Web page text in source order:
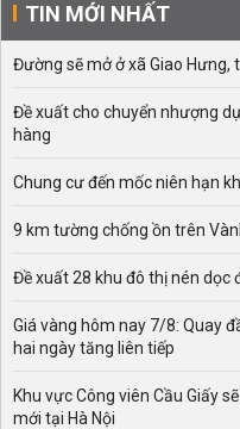
TIN MỚI NHẤT
Đường sẽ mở ở xã Giao Hưng,
Đề xuất cho chuyển nhượng
hàng
Chung cư đến mốc niên hạn
9 km tường chống ồn trên
Đề xuất 28 khu đô thị nén dọc
Giá vàng hôm nay 7/8: Quay
hai ngày tăng liên tiếp
Khu vực Công viên Cầu Giấy
mới tại Hà Nội